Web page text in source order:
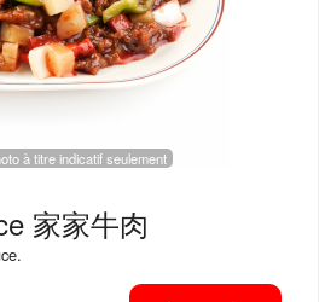
à titre indicatif seulement
家家牛肉